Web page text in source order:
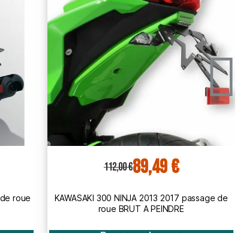
de
199,00 €159,00 €
Honda CB650 F 2017 2018 passage de roue
BRUT à peindre